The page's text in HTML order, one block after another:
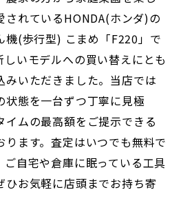
されているHONDA(ホンダ)の
機(歩行型) こまめ「F220」で
いモデルへの買い替えにとも
みいただきました。当店では
状態を一台ずつ丁寧に見極
イムの最高額をご提示できる
ります。査定はいつでも無料で
自宅や倉庫に眠っている工具
ひお気軽に店頭までお持ち寄